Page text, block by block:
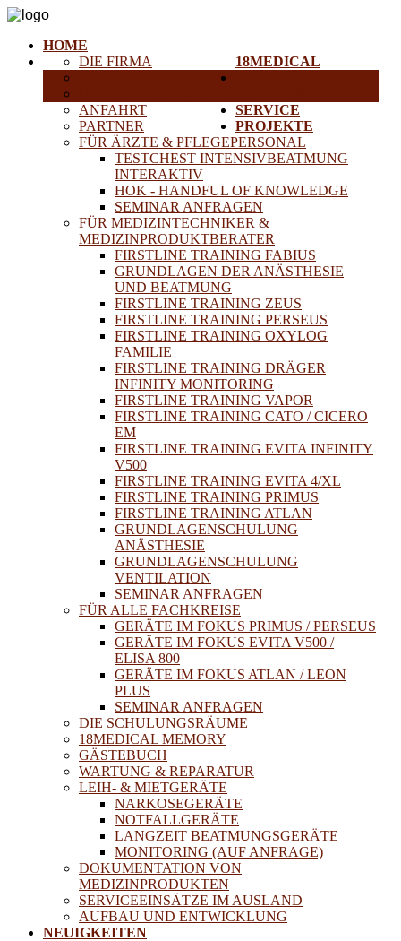
HOME
18MEDICAL
DIE FIRMA
ANFAHRT
PARTNER
FÜR ÄRZTE & PFLEGEPERSONAL
TESTCHEST INTENSIVBEATMUNG
INTERAKTIV
HOK - HANDFUL OF KNOWLEDGE
SEMINAR ANFRAGEN
FÜR MEDIZINTECHNIKER &
MEDIZINPRODUKTBERATER
FIRSTLINE TRAINING FABIUS
GRUNDLAGEN DER ANÄSTHESIE
UND BEATMUNG
FIRSTLINE TRAINING ZEUS
FIRSTLINE TRAINING PERSEUS
FIRSTLINE TRAINING OXYLOG
FAMILIE
FIRSTLINE TRAINING DRÄGER
INFINITY MONITORING
FIRSTLINE TRAINING VAPOR
FIRSTLINE TRAINING CATO / CICERO
EM
FIRSTLINE TRAINING EVITA INFINITY
V500
FIRSTLINE TRAINING EVITA 4/XL
FIRSTLINE TRAINING PRIMUS
FIRSTLINE TRAINING ATLAN
GRUNDLAGENSCHULUNG
ANÄSTHESIE
GRUNDLAGENSCHULUNG
VENTILATION
SEMINAR ANFRAGEN
FÜR ALLE FACHKREISE
GERÄTE IM FOKUS PRIMUS / PERSEUS
GERÄTE IM FOKUS EVITA V500 /
ELISA 800
GERÄTE IM FOKUS ATLAN / LEON
PLUS
SEMINAR ANFRAGEN
DIE SCHULUNGSRÄUME
18MEDICAL MEMORY
GÄSTEBUCH
SERVICE
WARTUNG & REPARATUR
LEIH- & MIETGERÄTE
NARKOSEGERÄTE
NOTFALLGERÄTE
LANGZEIT BEATMUNGSGERÄTE
MONITORING (AUF ANFRAGE)
DOKUMENTATION VON
MEDIZINPRODUKTEN
PROJEKTE
SERVICEEINSÄTZE IM AUSLAND
AUFBAU UND ENTWICKLUNG
NEUIGKEITEN